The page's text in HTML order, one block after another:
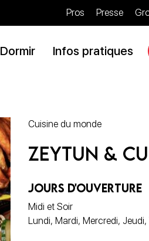
Pros Presse
Dormir Infos pratiques
Cuisine du monde
Zeytun &
JOURS D'OUVERTURE
Midi et Soir
Lundi, Mardi, Mercredi,